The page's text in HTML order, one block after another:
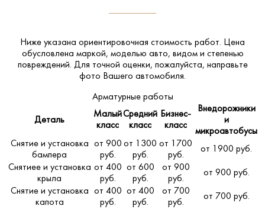
Ниже указана ориентировочная стоимость работ. Цена
обусловлена маркой, моделью авто, видом и степенью
повреждений. Для точной оценки, пожалуйста, направьте
фото Вашего автомобиля.
Арматурные работы
Деталь
Малый
класс
Средний
класс
Бизнес-
класс
Внедорожники
и
микроавтобусы
Снятие и установка
бампера
от 900
руб.
от 1300
руб.
от 1700
руб.
от 1900 руб.
Снятиее и установка
крыла
от 400
руб.
от 600
руб.
от 900
руб.
от 900 руб.
Снятие и установка
капота
от 400
руб.
от 400
руб.
от 700
руб.
от 700 руб.